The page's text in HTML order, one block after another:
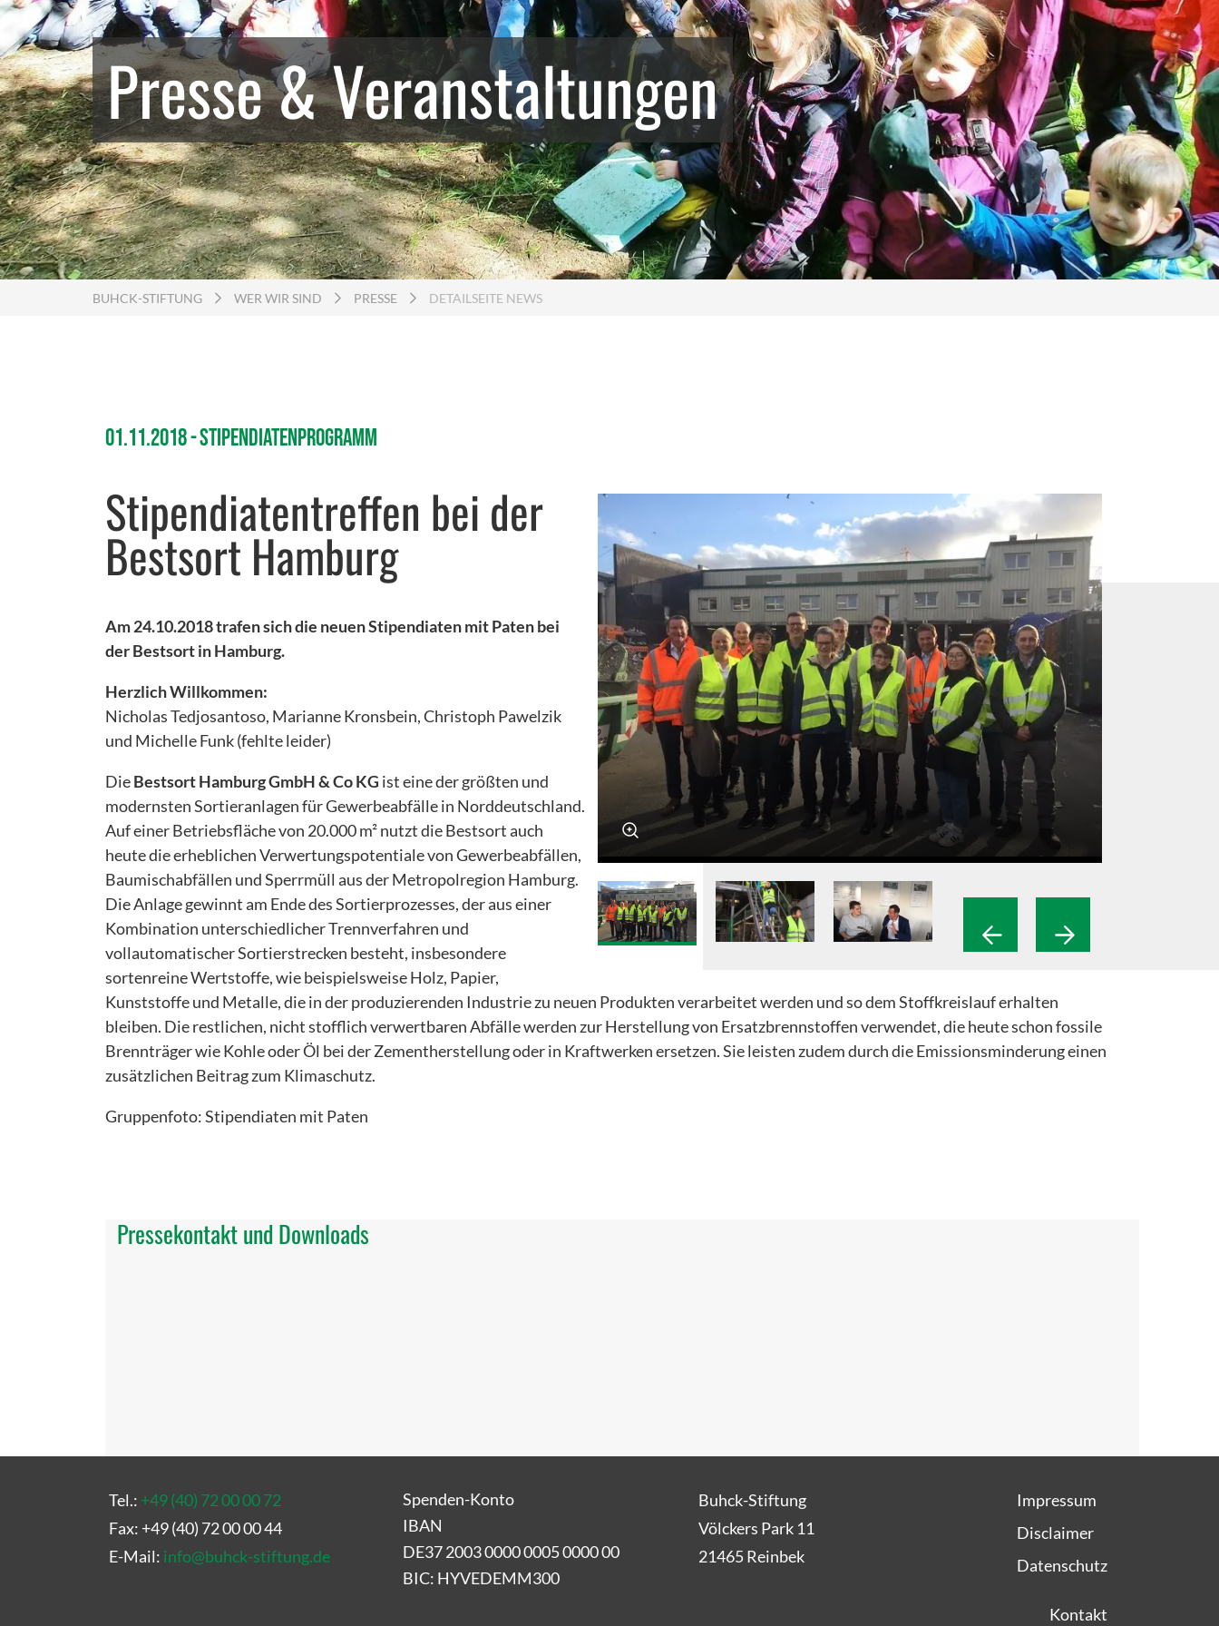
Stadtteilmütter
Fußball trifft Kultur
Schulgeschwister Hansa Gymnasium
Weitere
Lernort Gut Wulfsdorf
Energie- und Klimapioniere mit myClimate
Presse & Veranstaltungen
BUHCK-STIFTUNG WER WIR SIND PRESSE DETAILSEITE NEWS
01.11.2018 Stipendiatenprogramm
Stipendiatentreffen bei der
Bestsort Hamburg
Am 24.10.2018 trafen sich die neuen Stipendiaten mit Paten bei
der Bestsort in Hamburg.
Herzlich Willkommen:
Nicholas Tedjosantoso, Marianne Kronsbein, Christoph Pawelzik
und Michelle Funk (fehlte leider)
DieBestsort Hamburg GmbH & Co KG ist eine der größten und
modernsten Sortieranlagen für Gewerbeabfälle in Norddeutschland.
Auf einer Betriebsfläche von 20.000 m² nutzt die Bestsort auch
heute die erheblichen Verwertungspotentiale von Gewerbeabfällen,
Baumischabfällen und Sperrmüll aus der Metropolregion Hamburg.
Die Anlage gewinnt am Ende des Sortierprozesses, der aus einer
Kombination unterschiedlicher Trennverfahren und
vollautomatischer Sortierstrecken besteht, insbesondere
sortenreine Wertstoffe, wie beispielsweise Holz, Papier,
Kunststoffe und Metalle, die in der produzierenden Industrie zu neuen Produkten verarbeitet werden und so dem Stoffkreislauf erhalten
bleiben. Die restlichen, nicht stofflich verwertbaren Abfälle werden zur Herstellung von Ersatzbrennstoffen verwendet, die heute schon fossile
Brennträger wie Kohle oder Öl bei der Zementherstellung oder in Kraftwerken ersetzen. Sie leisten zudem durch die Emissionsminderung einen
zusätzlichen Beitrag zum Klimaschutz.
Gruppenfoto: Stipendiaten mit Paten
Pressekontakt und Downloads
Tel.: +49 (40) 72 00 00 72
Fax: +49 (40) 72 00 00 44
E-Mail: info@buhck-stiftung.de
Spenden-Konto
IBAN
DE37 2003 0000 0005 0000 00
BIC: HYVEDEMM300
Buhck-Stiftung
Völckers Park 11
21465 Reinbek
Impressum
Disclaimer
Datenschutz
Kontakt